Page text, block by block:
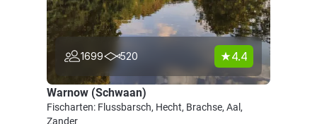
1699 520 4.4
Warnow (Schwaan)
Fischarten: Flussbarsch, Hecht, Brachse, Aal,
Zander